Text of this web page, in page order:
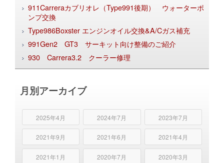
911Carreraカブリオレ（Type991後期） ウォーターポ
ンプ交換
Type986Boxster エンジンオイル交換&A/Cガス補充
991Gen2 GT3 サーキット向け整備のご紹介
930 Carrera3.2 クーラー修理
月別アーカイブ
2025年4月 2024年7月 2023年7月
2021年9月 2021年6月 2021年4月
2021年1月 2020年7月 2020年3月